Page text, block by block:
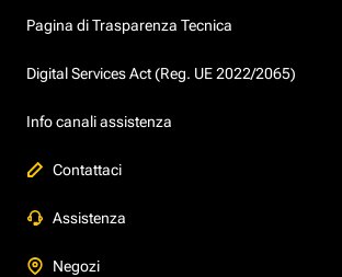
Pagina di Trasparenza Tecnica
Digital Services Act (Reg. UE 2022/2065)
Info canali assistenza
Contattaci
Assistenza
Negozi